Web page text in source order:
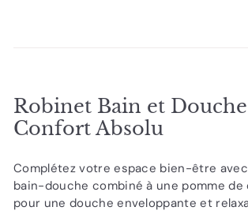
Robinet Bain et
Confort Absolu
Complétez votre espace bien-être
bain-douche combiné à une pomme de
pour une douche enveloppante et